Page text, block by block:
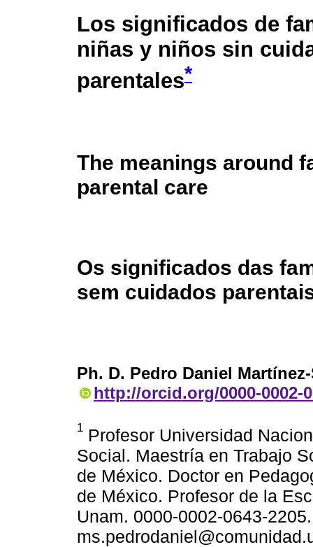
Los significados de
niñas y niños sin
parentales*
The meanings around
parental care
Os significados das
sem cuidados
Ph. D. Pedro Daniel
http://orcid.org/0000-0002-
1 Profesor Universidad
Social. Maestría en Trabajo
de México. Doctor en
de México. Profesor de la
Unam. 0000-0002-0643-